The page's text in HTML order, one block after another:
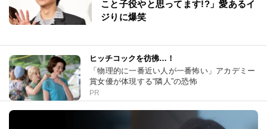
こと子役やと思ってます!?」愛あるイ
ジりに爆笑
ヒッチコックを彷彿…！
「物理的に一番近い人が一番怖い」アカデミー
賞女優が体現する“隣人”の恐怖
PR